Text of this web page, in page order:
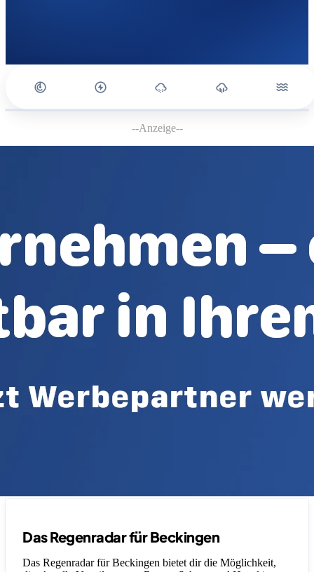
--Anzeige--
Das Regenradar für Beckingen
Das Regenradar für Beckingen bietet dir die Möglichkeit,